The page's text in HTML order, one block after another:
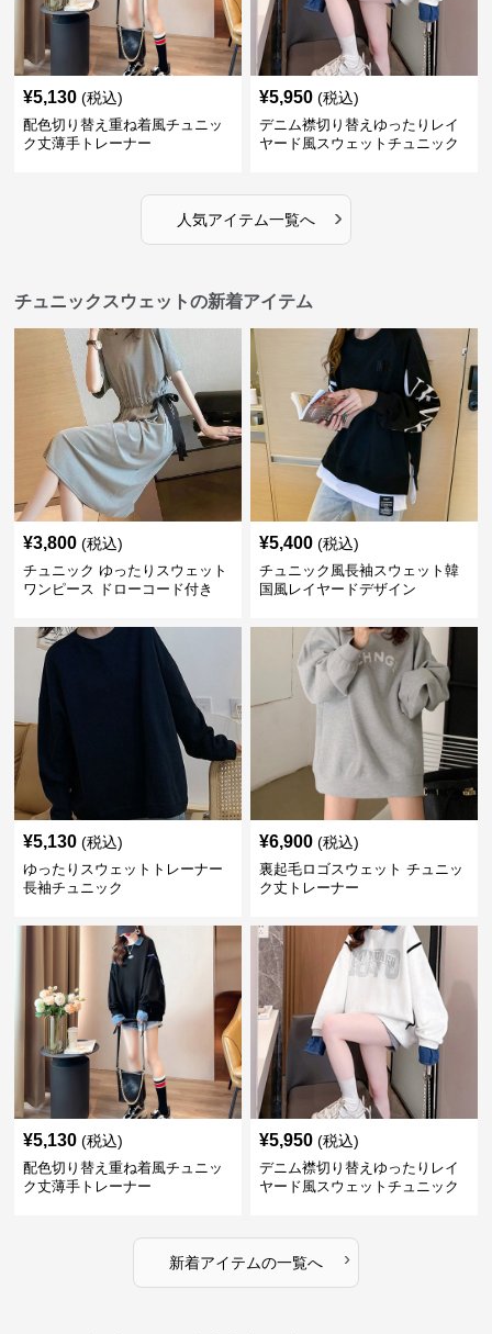
¥5,130 (税込)
配色切り替え重ね着風チュニッ
ク丈薄手トレーナー
¥5,950 (税込)
デニム襟切り替えゆったりレイ
ヤード風スウェットチュニック
人気アイテム一覧へ ›
チュニックスウェットの新着アイテム
¥3,800 (税込)
チュニック ゆったりスウェット
ワンピース ドローコード付き
¥5,400 (税込)
チュニック風長袖スウェット韓
国風レイヤードデザイン
¥5,130 (税込)
ゆったりスウェットトレーナー
長袖チュニック
¥6,900 (税込)
裏起毛ロゴスウェット チュニッ
ク丈トレーナー
¥5,130 (税込)
配色切り替え重ね着風チュニッ
ク丈薄手トレーナー
¥5,950 (税込)
デニム襟切り替えゆったりレイ
ヤード風スウェットチュニック
新着アイテムの一覧へ ›